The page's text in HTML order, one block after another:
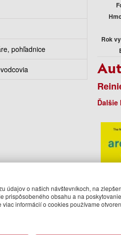
pohľadnice
Rok
Ďalšie
údajov o našich návštevníkoch, na
prispôsobeného obsahu a na
viac informácií o cookies používame